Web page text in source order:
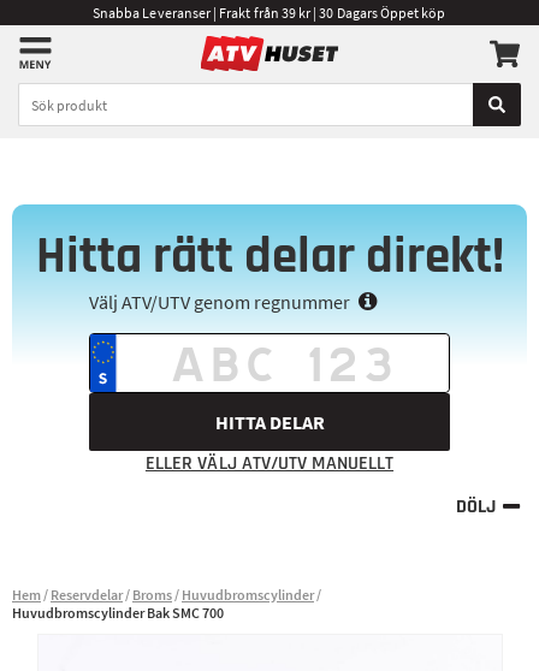
Snabba Leveranser | Frakt från 39 kr | 30 Dagars Öppet köp
Hitta rätt delar direkt!
Välj ATV/UTV genom regnummer
HITTA DELAR
ELLER VÄLJ ATV/UTV MANUELLT
DÖLJ
Hem Reservdelar Broms Huvudbromscylinder
Huvudbromscylinder Bak SMC 700